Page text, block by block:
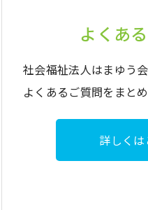
よくあ
社会福祉法人はまゆう
よくあるご質問をまとめ
詳しくは